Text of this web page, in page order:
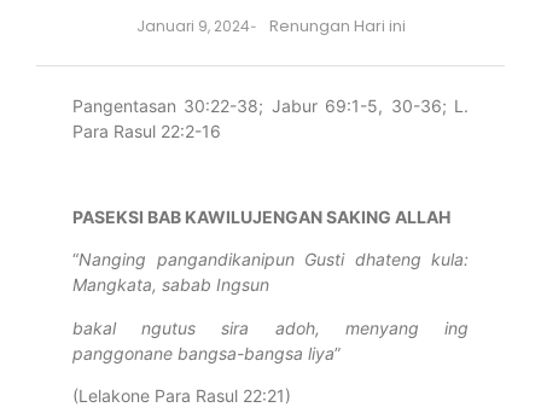
Januari 9, 2024- Renungan Hari ini
Pangentasan 30:22-38; Jabur 69:1-5, 30-36; L.
Para Rasul 22:2-16
PASEKSI BAB KAWILUJENGAN SAKING ALLAH
“Nanging pangandikanipun Gusti dhateng kula:
Mangkata, sabab Ingsun
bakal ngutus sira adoh, menyang ing
panggonane bangsa-bangsa liya”
(Lelakone Para Rasul 22:21)